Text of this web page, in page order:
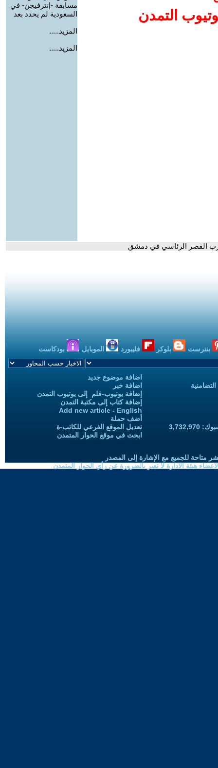
التمدن
مسابقة -إنترفيجن- في
السعودية لم يحدد بعد
المزيد.....
المزيد.....
القصر الرئاسي في دمشق
بنترست بلوكر فليبورد الموبايل بودكاست
اضافة موضوع جديد
اضافة خبر
إضافة يوتيوب-فلم إلى يوتيوب التمدن
إضافة كتاب إلى مكتبة التمدن
Add new article - English
أضف حملة
تعديل الموقع الفرعي للكاتب-ة
ابحث في موقع الحوار المتمدن
متاحة للجميع مع الإشارة إلى المصدر
هيئة الادارة لا تعبر بالضرورة عن رأي الحوار المتمدن